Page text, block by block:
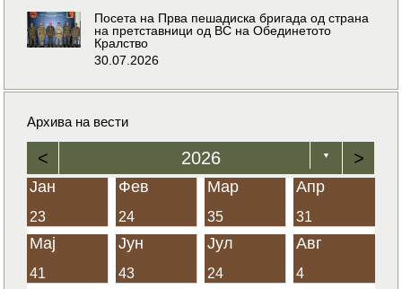
Посета на Прва пешадиска бригада од страна
на претставници од ВС на Обединетото
Кралство
30.07.2026
Архива на вести
< 2026 ▼ >
Јан
23
Фев
24
Мар
35
Апр
31
Мај
41
Јун
43
Јул
24
Авг
4